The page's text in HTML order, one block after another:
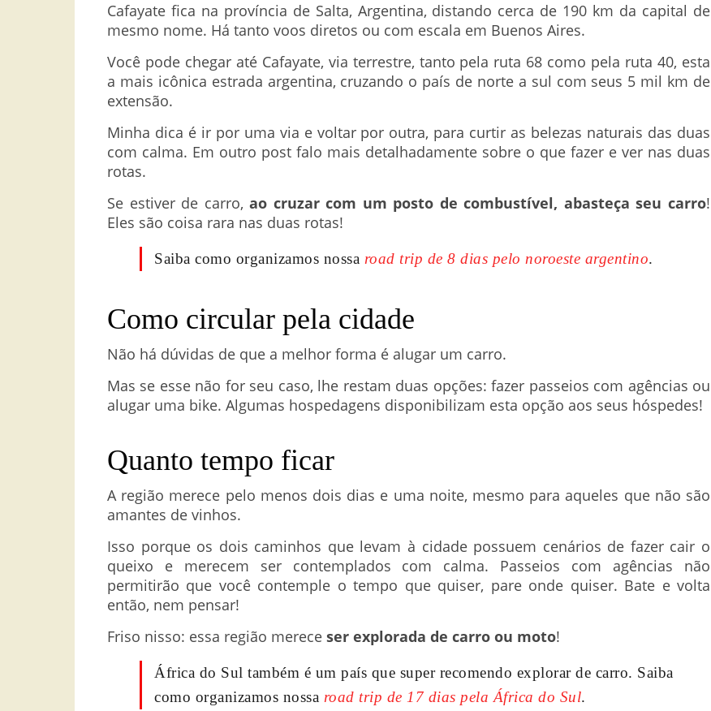
Cafayate fica na província de Salta, Argentina, distando cerca de 190 km da capital de
mesmo nome. Há tanto voos diretos ou com escala em Buenos Aires.
Você pode chegar até Cafayate, via terrestre, tanto pela ruta 68 como pela ruta 40, esta
a mais icônica estrada argentina, cruzando o país de norte a sul com seus 5 mil km de
extensão.
Minha dica é ir por uma via e voltar por outra, para curtir as belezas naturais das duas
com calma. Em outro post falo mais detalhadamente sobre o que fazer e ver nas duas
rotas.
Se estiver de carro,ao cruzar com um posto de combustível, abasteça seu carro!
Eles são coisa rara nas duas rotas!
Saiba como organizamos nossa road trip de 8 dias pelo noroeste argentino.
Como circular pela cidade
Não há dúvidas de que a melhor forma é alugar um carro.
Mas se esse não for seu caso, lhe restam duas opções: fazer passeios com agências ou
alugar uma bike. Algumas hospedagens disponibilizam esta opção aos seus hóspedes!
Quanto tempo ficar
A região merece pelo menos dois dias e uma noite, mesmo para aqueles que não são
amantes de vinhos.
Isso porque os dois caminhos que levam à cidade possuem cenários de fazer cair o
queixo e merecem ser contemplados com calma. Passeios com agências não
permitirão que você contemple o tempo que quiser, pare onde quiser. Bate e volta
então, nem pensar!
Friso nisso: essa região merece ser explorada de carro ou moto!
África do Sul também é um país que super recomendo explorar de carro. Saiba
como organizamos nossa road trip de 17 dias pela África do Sul.